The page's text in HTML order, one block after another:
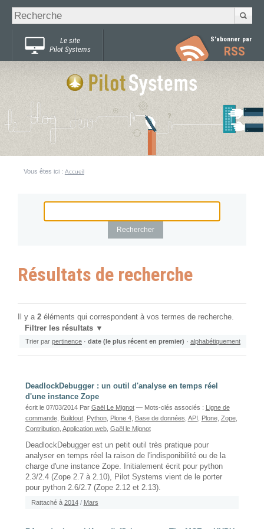
Chercher par
Recherche
avancée…
Le site
Pilot Systems
S'abonner par
RSS
Vous êtes ici : Accueil
Résultats de recherche
Il y a 2 éléments qui correspondent à vos termes de recherche.
Filtrer les résultats
Trier par pertinence · date (le plus récent en premier) · alphabétiquement
DeadlockDebugger : un outil d'analyse en temps réel
d'une instance Zope
écrit le 07/03/2014 Par Gaël Le Mignot — Mots-clés associés : Ligne de
commande, Buildout, Python, Plone 4, Base de données API Plone, Zope,
Contribution, Application web, Gaël le Mignot
DeadlockDebugger est un petit outil très pratique pour
analyser en temps réel la raison de l'indisponibilité ou de la
charge d'une instance Zope. Initialement écrit pour python
2.3/2.4 (Zope 2.7 à 2.10), Pilot Systems vient de le porter
pour python 2.6/2.7 (Zope 2.12 et 2.13).
Rattaché à 2014 / Mars